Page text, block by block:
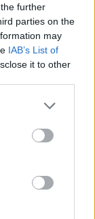
further
parties on the
may
IAB’s List of
it to other
kako bi se
prelazi petinu
talog od
bolesti